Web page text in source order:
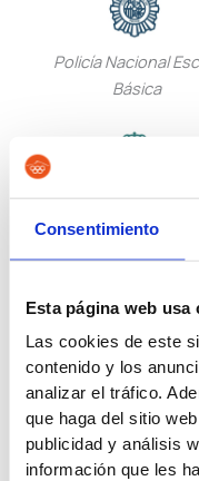
Consentimiento
Esta página web usa
Las cookies de este
contenido y los
analizar el tráfico.
que haga del sitio
publicidad y análisis
información que les
Policía Nacional
Básica
Guardia Civil
Vigilancia